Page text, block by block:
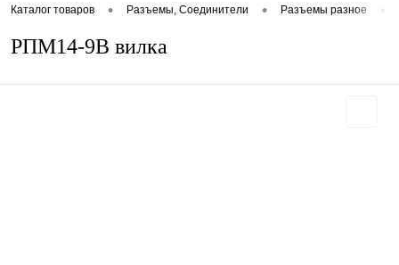
Каталог товаров • Разъемы, Соединители • Разъемы разное
РПМ14-9В вилка